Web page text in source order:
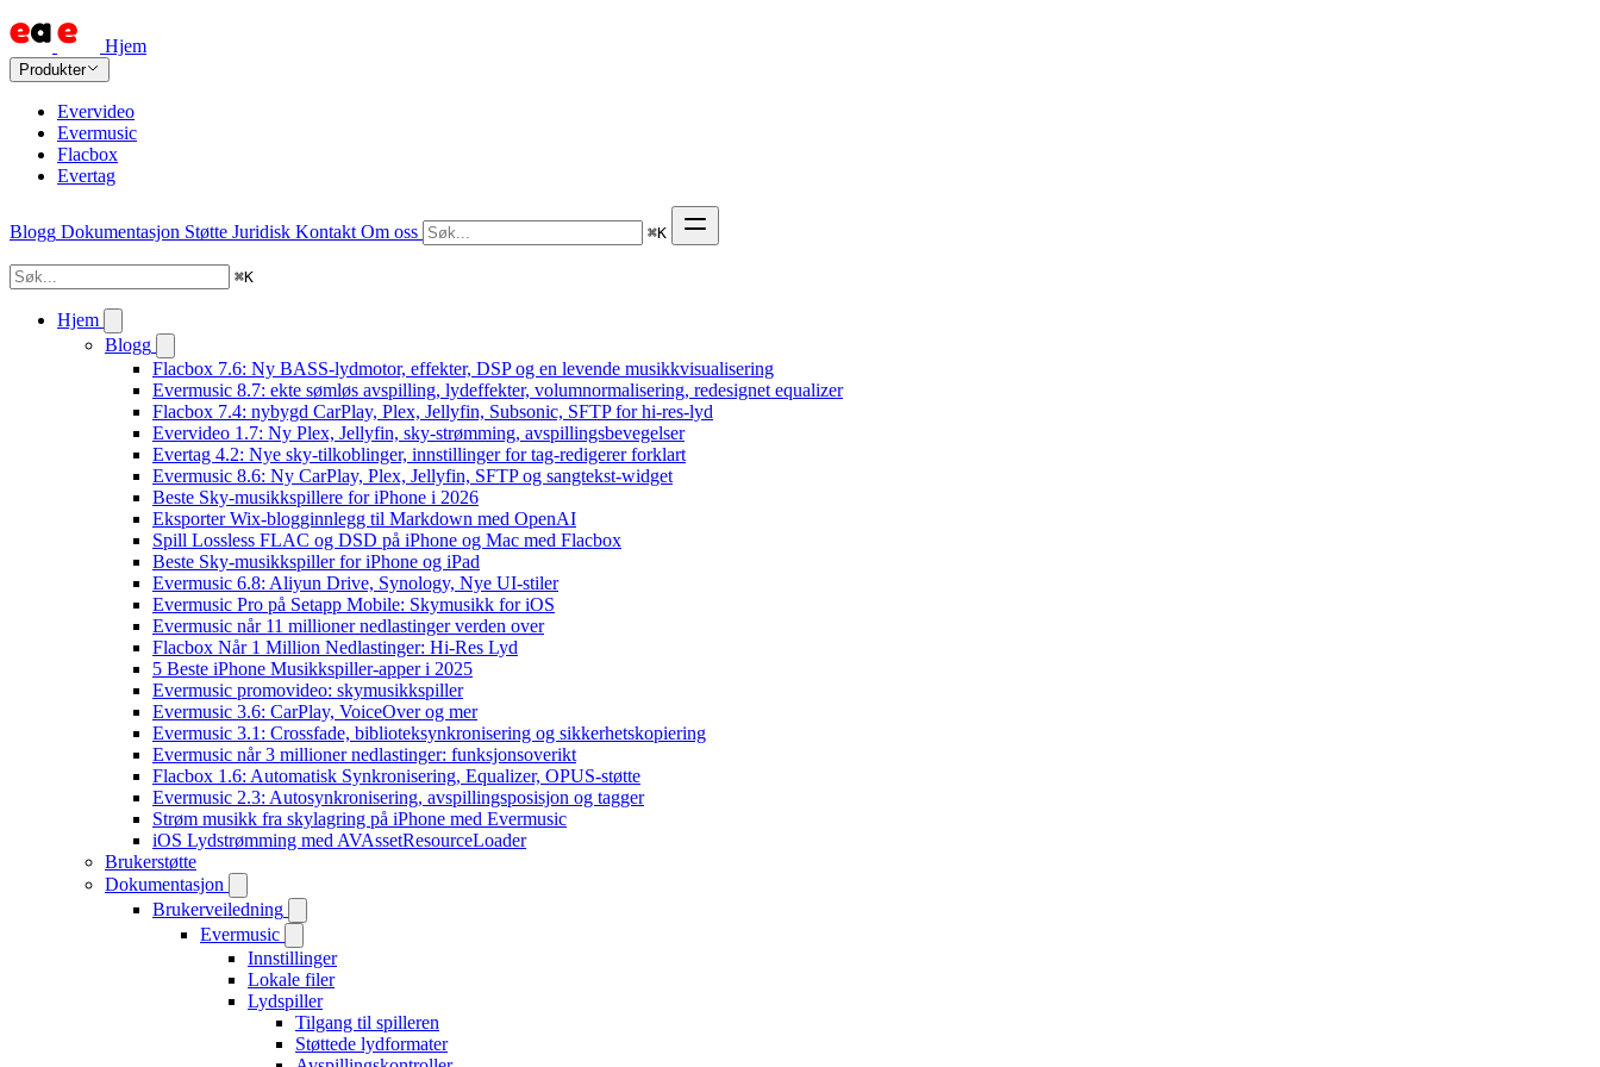
Hjem
Produkter
Evervideo
Evermusic
Flacbox
Evertag
Blogg Dokumentasjon Støtte Juridisk Kontakt Om oss ⌘K
⌘K
Hjem
Blogg
Flacbox 7.6: Ny BASS-lydmotor, effekter, DSP og en levende musikkvisualisering
Evermusic 8.7: ekte sømløs avspilling, lydeffekter, volumnormalisering, redesignet equalizer
Flacbox 7.4: nybygd CarPlay, Plex, Jellyfin, Subsonic, SFTP for hi-res-lyd
Evervideo 1.7: Ny Plex, Jellyfin, sky-strømming, avspillingsbevegelser
Evertag 4.2: Nye sky-tilkoblinger, innstillinger for tag-redigerer forklart
Evermusic 8.6: Ny CarPlay, Plex, Jellyfin, SFTP og sangtekst-widget
Beste Sky-musikkspillere for iPhone i 2026
Eksporter Wix-blogginnlegg til Markdown med OpenAI
Spill Lossless FLAC og DSD på iPhone og Mac med Flacbox
Beste Sky-musikkspiller for iPhone og iPad
Evermusic 6.8: Aliyun Drive, Synology, Nye UI-stiler
Evermusic Pro på Setapp Mobile: Skymusikk for iOS
Evermusic når 11 millioner nedlastinger verden over
Flacbox Når 1 Million Nedlastinger: Hi-Res Lyd
5 Beste iPhone Musikkspiller-apper i 2025
Evermusic promovideo: skymusikkspiller
Evermusic 3.6: CarPlay, VoiceOver og mer
Evermusic 3.1: Crossfade, biblioteksynkronisering og sikkerhetskopiering
Evermusic når 3 millioner nedlastinger: funksjonsoverikt
Flacbox 1.6: Automatisk Synkronisering, Equalizer, OPUS-støtte
Evermusic 2.3: Autosynkronisering, avspillingsposisjon og tagger
Strøm musikk fra skylagring på iPhone med Evermusic
iOS Lydstrømming med AVAssetResourceLoader
Brukerstøtte
Dokumentasjon
Brukerveiledning
Evermusic
Innstillinger
Lokale filer
Lydspiller
Tilgang til spilleren
Støttede lydformater